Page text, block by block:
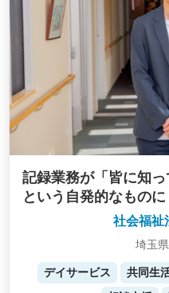
記録業務が「皆に知っ
という自発的なものに
社会福祉
埼玉
デイサービス 共同生